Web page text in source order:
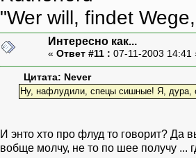
"Wer will, findet
Интересно как...
« Ответ #11 : 07-11-2003
Цитата: Never
Ну, нафлудили, спецы сишные! Я, дура,
И энто хто про флуд то говорит? Да
вобще молчу, не то по шее получу ...